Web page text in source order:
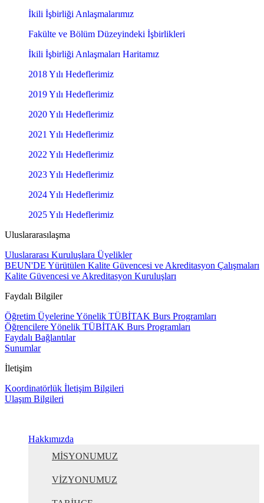
İkili İşbirliği Anlaşmalarımız
Fakülte ve Bölüm Düzeyindeki İşbirlikleri
İkili İşbirliği Anlaşmaları Haritamız
2018 Yılı Hedeflerimiz
2019 Yılı Hedeflerimiz
2020 Yılı Hedeflerimiz
2021 Yılı Hedeflerimiz
2022 Yılı Hedeflerimiz
2023 Yılı Hedeflerimiz
2024 Yılı Hedeflerimiz
2025 Yılı Hedeflerimiz
Uluslararasılaşma
Uluslararası Kuruluşlara Üyelikler
BEUN'DE Yürütülen Kalite Güvencesi ve Akreditasyon Çalışmaları
Kalite Güvencesi ve Akreditasyon Kuruluşları
Faydalı Bilgiler
Öğretim Üyelerine Yönelik TÜBİTAK Burs Programları
Öğrencilere Yönelik TÜBİTAK Burs Programları
Faydalı Bağlantılar
Sunumlar
İletişim
Koordinatörlük İletişim Bilgileri
Ulaşım Bilgileri
Hakkımızda
MİSYONUMUZ
VİZYONUMUZ